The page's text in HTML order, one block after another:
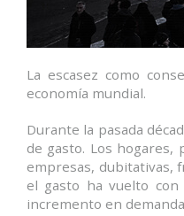
La escasez como
economía mundial.
Durante la pasada
de gasto. Los hogares,
empresas, dubitativas,
el gasto ha vuelto
incremento en